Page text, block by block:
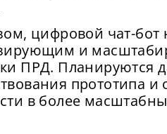
цифровой чат-бот
и
ПРД. Планируются
прототипа и
в более